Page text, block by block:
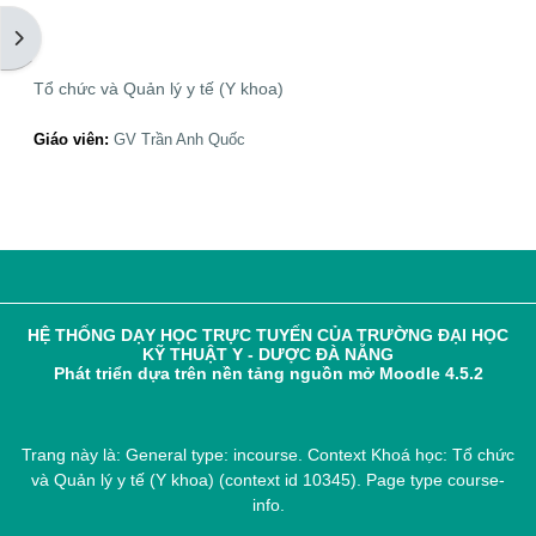
Mở ngăn kéo tài liệu
Tổ chức và Quản lý y tế (Y khoa)
Giáo viên: GV Trần Anh Quốc
HỆ THỐNG DẠY HỌC TRỰC TUYẾN CỦA TRƯỜNG ĐẠI HỌC
KỸ THUẬT Y - DƯỢC ĐÀ NẴNG
Phát triển dựa trên nền tảng nguồn mở Moodle 4.5.2
Trang này là: General type: incourse. Context Khoá học: Tổ chức
và Quản lý y tế (Y khoa) (context id 10345). Page type course-
info.